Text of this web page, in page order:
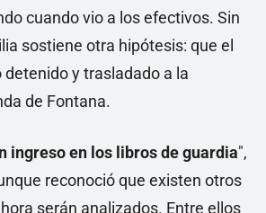
cuando vio a los efectivos. Sin
sostiene otra hipótesis: que el
detenido y trasladado a la
de Fontana.
ingreso en los libros de guardia",
reconoció que existen otros
serán analizados. Entre ellos